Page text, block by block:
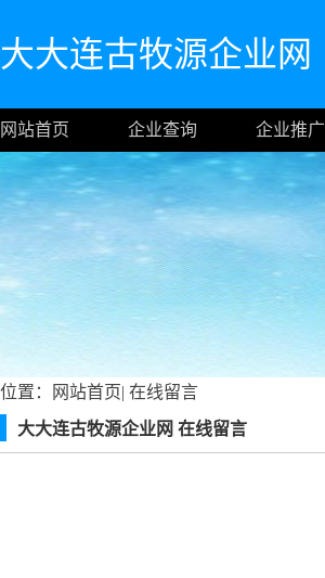
大大连古牧源企业网
网站首页 企业查询 企业推广
位置： 网站首页| 在线留言
大大连古牧源企业网 在线留言